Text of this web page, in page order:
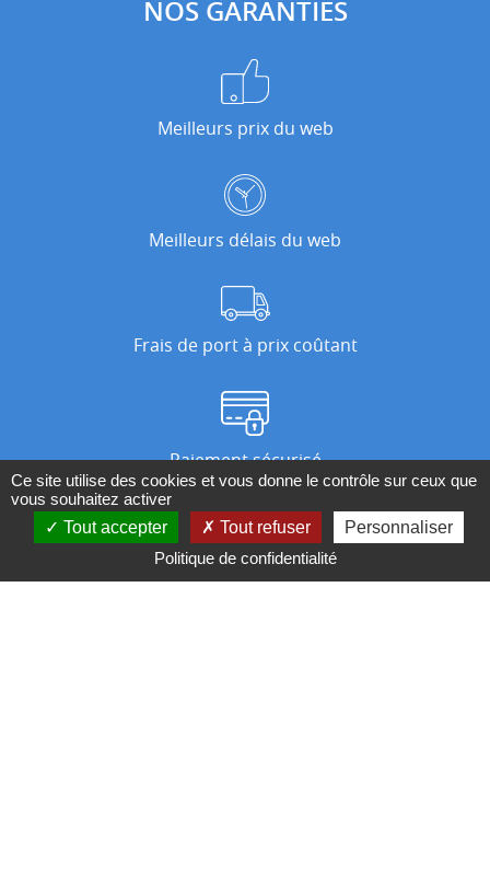
NOS GARANTIES
Meilleurs prix du web
Meilleurs délais du web
Frais de port à prix coûtant
Paiement sécurisé
Nos magasins
Ce site utilise des cookies et vous donne le contrôle sur ceux que
vous souhaitez activer
Tout accepter
Tout refuser
Personnaliser
Politique de confidentialité